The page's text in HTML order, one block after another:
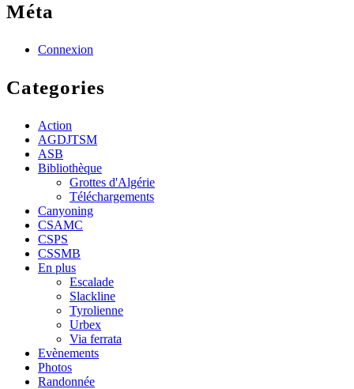
Méta
Connexion
Categories
Action
AGDJTSM
ASB
Bibliothèque
Grottes d'Algérie
Téléchargements
Canyoning
CSAMC
CSPS
CSSMB
En plus
Escalade
Slackline
Tyrolienne
Urbex
Via ferrata
Evènements
Photos
Randonnée